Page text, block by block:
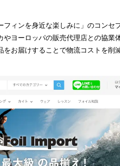
ィンを身近な楽しみに」のコンセ
ヨーロッパの販売代理店との協業
お届けすることで物流コストを削